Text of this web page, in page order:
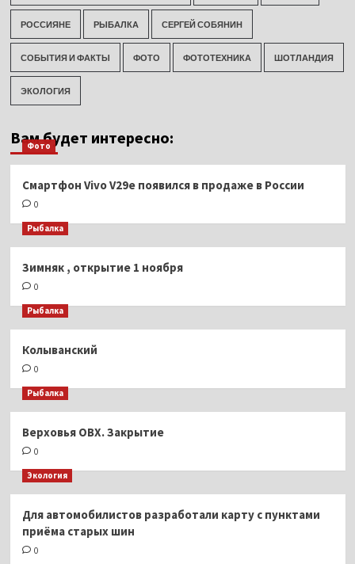
РОССИЯНЕ РЫБАЛКА СЕРГЕЙ СОБЯНИН
СОБЫТИЯ И ФАКТЫ ФОТО ФОТОТЕХНИКА ШОТЛАНДИЯ
ЭКОЛОГИЯ
Вам будет интересно:
Фото
Смартфон Vivo V29e появился в продаже в России
0
Рыбалка
Зимняк , открытие 1 ноября
0
Рыбалка
Колыванский
0
Рыбалка
Верховья ОВХ. Закрытие
0
Экология
Для автомобилистов разработали карту с пунктами
приёма старых шин
0